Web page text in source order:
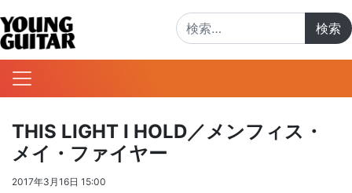
THIS LIGHT I HOLD／メンフィス・
メイ・ファイヤー
2017年3月16日 15:00